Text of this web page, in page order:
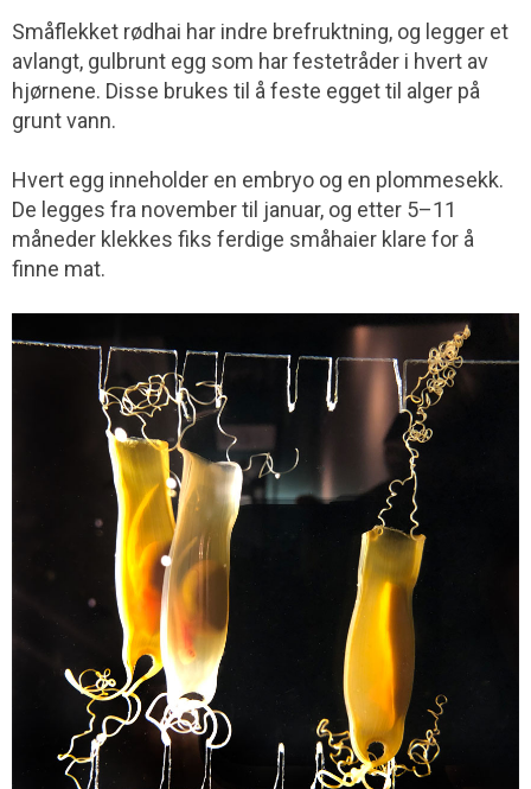
Småflekket rødhai har indre brefruktning, og legger et
avlangt, gulbrunt egg som har festetråder i hvert av
hjørnene. Disse brukes til å feste egget til alger på
grunt vann.
Hvert egg inneholder en embryo og en plommesekk.
De legges fra november til januar, og etter 5–11
måneder klekkes fiks ferdige småhaier klare for å
finne mat.